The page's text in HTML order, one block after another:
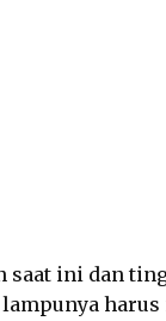
saat ini dan